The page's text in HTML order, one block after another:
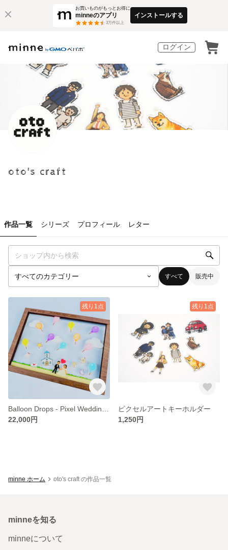
お買いものがもっとお得に
minneのアプリ
3万件以上
インストールする
ログイン
oto's craft
作品一覧 シリーズ プロフィール レター
すべて 販売中
残り1点
22,000円
残り1点
ピクセルアートキーホルダー
1,250円
minne ホーム oto's craft の作品一覧
minneを知る
minneについて